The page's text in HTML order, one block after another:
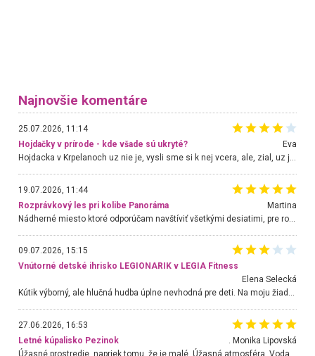
Najnovšie komentáre
25.07.2026, 11:14
Hojdačky v prírode - kde všade sú ukryté?
Eva
Hojdacka v Krpelanoch uz nie je, vysli sme si k nej vcera, ale, zial, uz je znicena. Ak sem planujete cestu len kvoli hojdacke, mozete si ju usetrit. Krasny vyhlad je tu vsak aj bez hojdacky :-)
19.07.2026, 11:44
Rozprávkový les pri kolibe Panoráma
Martina
Nádherné miesto ktoré odporúčam navštíviť všetkými desiatimi, pre rodiny s deťmi, dôchodcom... Proste a jednoducho ozaj rozprávkový les.. určite ešte prídeme. Odniesli sme si na pamiatku krásne tričká,
09.07.2026, 15:15
Vnútorné detské ihrisko LEGIONARIK v LEGIA Fitness
Elena Selecká
Kútik výborný, ale hlučná hudba úplne nevhodná pre deti. Na moju žiadosť o aspoň sušenie nereagovali.
27.06.2026, 16:53
Letné kúpalisko Pezinok
. Monika Lipovská